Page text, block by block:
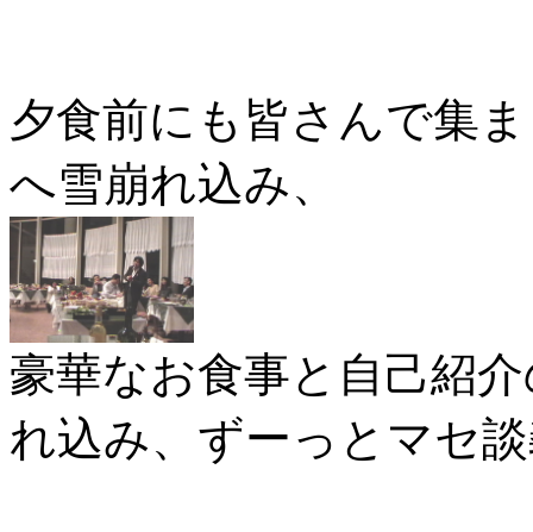
夕食前にも皆さんで集
へ雪崩れ込み、
豪華なお食事と自己紹
れ込み、ずーっとマセ